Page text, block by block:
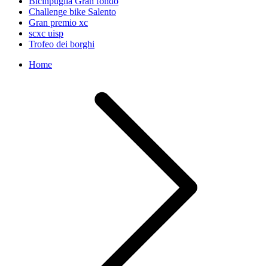
Challenge bike Salento
Gran premio xc
scxc uisp
Trofeo dei borghi
Home